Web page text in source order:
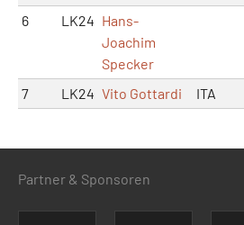
6 LK24 Hans-
Joachim
Specker
7 LK24 Vito Gottardi ITA
Partner & Sponsoren